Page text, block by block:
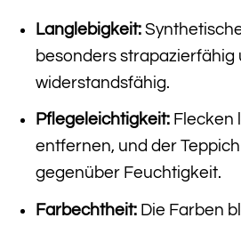
Langlebigkeit:
besonders strapazierfähig
widerstandsfähig.
Pflegeleichtigkeit:Flecken
entfernen, und der
gegenüber Feuchtigkeit.
Farbechtheit:Die Farben